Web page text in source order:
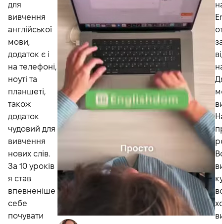
для
вивчення
англійської
мови,
додаток є і
на телефоні,
ноуті та
планшеті,
також
додаток
чудовий для
вивчення
нових слів.
За 10 уроків
я став
впевненіше
себе
почувати